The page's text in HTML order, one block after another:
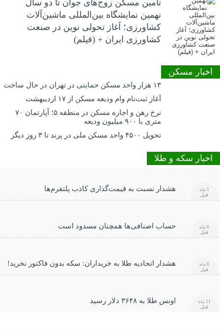
تأمین مسکن زوج‌های جوان تا دو سال
نهمین نمایشگاه بین‌المللی ماشین‌آلات
کشاورزی؛ آغاز تحولی نوین در صنعت
کشاورزی ایران + (فیلم)
اخبار مسکن
۱۳ هزار واحد مسکن حمایتی در تهران در حال ساخت
آغاز ثبت‌نام وام ودیعه مسکن از ۱۷ اردیبهشت
نرخ‌ رهن و اجاره مسکن در منطقه ۵؛ آپارتمان ۷۰
متری با ۹۰۰ میلیون ودیعه
تحویل ۴۵۰۰ واحد مسکن ملی در پرند تا ۳ روز دیگر
اخبار سکه و طلا
هشدار نسبت به قیمت‌گذاری کاذب پلتفرم‌ها 5 ماه
قبل
حساب اصنافی‌ها همچنان مسدود است 6 ماه
قبل
هشدار اتحادیه طلا به خریداران: سکه بدون فاکتور نخرید! 8 ماه
قبل
اونس طلا به ۳۶۴۸ دلار رسید 11 ماه
قبل